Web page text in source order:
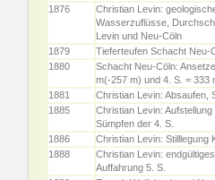
1876
Christian Levin:
Wasserzuflüsse,
Levin und Neu-Cöln
1879
Tieferteufen Schacht Neu-
1880
Schacht Neu-Cöln:
m(-257 m) und 4. S. = 333
1881
Christian Levin: Absaufen,
1885
Christian Levin:
Sümpfen der 4. S.
1886
Christian Levin: Stilllegung
1888
Christian Levin:
Auffahrung 5. S.